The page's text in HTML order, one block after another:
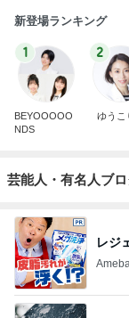
新登場ランキング
1
BEYOOOOO
NDS
2
ゆうこ
芸能人・有名人ブ
レジ